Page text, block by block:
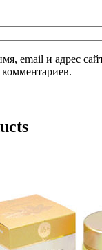
email и адрес